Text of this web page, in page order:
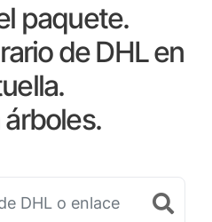
paquete.
de DHL en
árboles.